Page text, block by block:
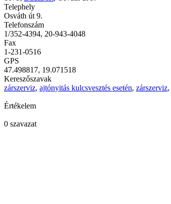
Telephely
Osváth út 9.
Telefonszám
1/352-4394, 20-943-4048
Fax
1-231-0516
GPS
47.498817, 19.071518
Kereszőszavak
zárszerviz, ajtónyitás kulcsvesztés esetén, zárszerviz,
Értékelem
0 szavazat